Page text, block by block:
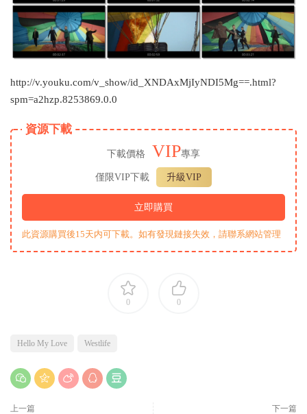
http://v.youku.com/v_show/id_XNDAxMjIyNDI5Mg==.html?
spm=a2hzp.8253869.0.0
資源下載
下載價格 VIP專享
僅限VIP下載 升級VIP
立即購買
此資源購買後15天内可下載。如有發現鏈接失效，請聯系網站管理
0 0
Hello My Love Westlife
上一篇 下一篇